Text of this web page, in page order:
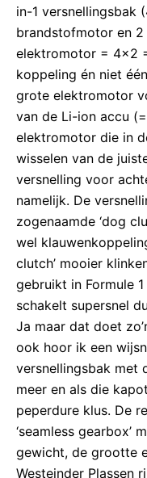
in-1 versnellingsbak
brandstofmotor en
elektromotor = 4×2
koppeling én niet
grote elektromotor
van de Li-ion accu
elektromotor die in
wisselen van de
versnelling voor
namelijk. De
zogenaamde ‘dog
wel
clutch’ mooier
gebruikt in Formule
schakelt supersnel
Ja maar dat doet
ook hoor ik een
versnellingsbak met
meer en als die
peperdure klus. De
‘seamless gearbox’
gewicht, de grootte
Westeinder Plassen